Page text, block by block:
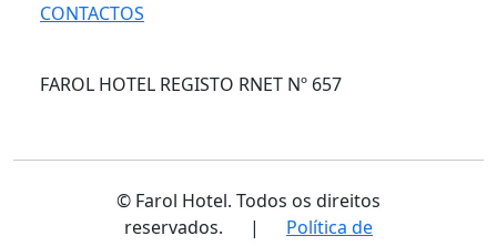
CONTACTOS
FAROL HOTEL REGISTO RNET Nº 657
© Farol Hotel. Todos os direitos
reservados.
|
Política de